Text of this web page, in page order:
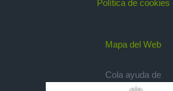
Política de cookies
Mapa del Web
Cola ayuda de